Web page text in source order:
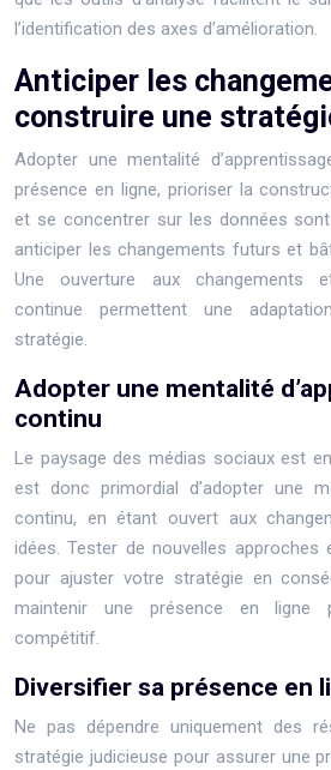
l’identification des axes d’amélioration.
Anticiper les
construire une
Adopter une mentalité
présence en ligne, prioriser la
et se concentrer sur les données
anticiper les changements futurs et
Une ouverture aux changements
continue permettent une
stratégie.
Adopter une mentalité
continu
Le paysage des médias sociaux est
est donc primordial d’adopter une
continu, en étant ouvert aux
idées. Tester de nouvelles approches
pour ajuster votre stratégie en
maintenir une présence en ligne
compétitif.
Diversifier sa présence en
Ne pas dépendre uniquement des
stratégie judicieuse pour assurer une